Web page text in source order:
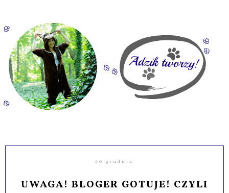
20 grudnia
UWAGA! BLOGER GOTUJE! CZYLI